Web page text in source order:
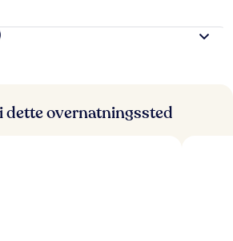
dette overnatningssted